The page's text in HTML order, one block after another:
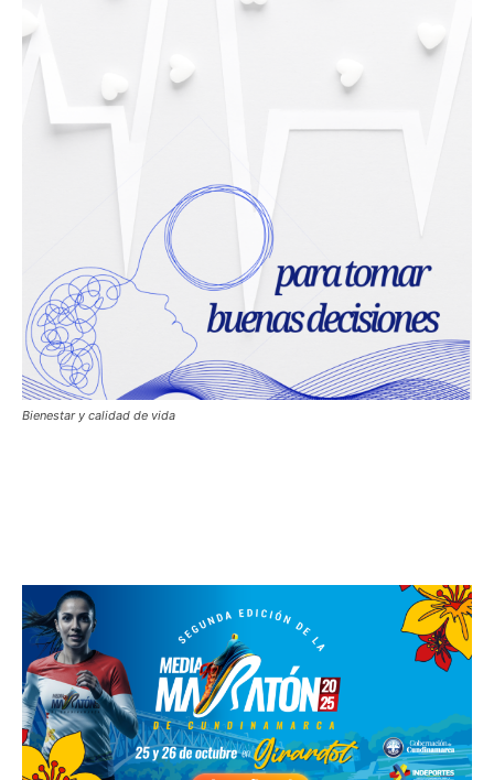
Bienestar y calidad de vida